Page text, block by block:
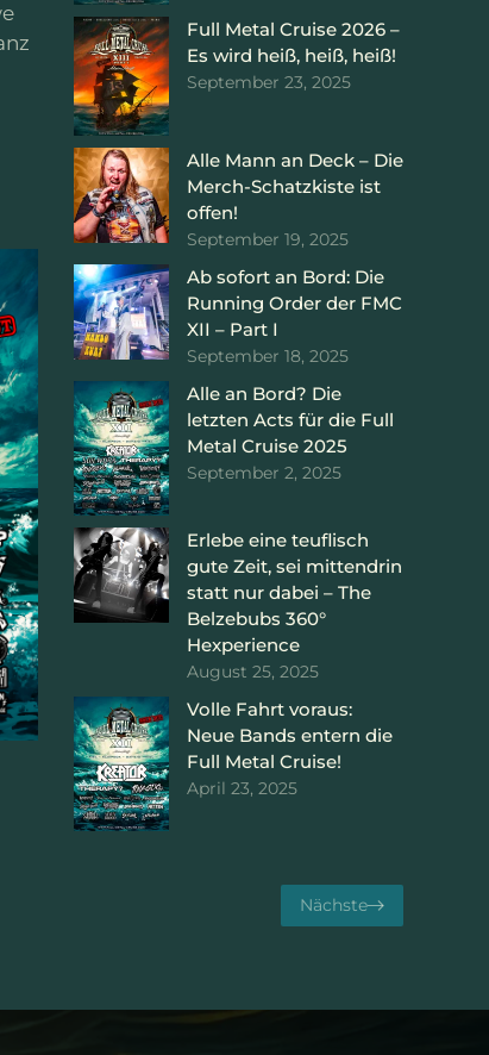
Full Metal Cruise 2026 –
Es wird heiß, heiß, heiß!
September 23, 2025
Alle Mann an Deck – Die
Merch-Schatzkiste ist
offen!
September 19, 2025
Ab sofort an Bord: Die
Running Order der FMC
XII – Part I
September 18, 2025
Alle an Bord? Die
letzten Acts für die Full
Metal Cruise 2025
September 2, 2025
Erlebe eine teuflisch
gute Zeit, sei mittendrin
statt nur dabei – The
Belzebubs 360°
Hexperience
August 25, 2025
Volle Fahrt voraus:
Neue Bands entern die
Full Metal Cruise!
April 23, 2025
Nächste